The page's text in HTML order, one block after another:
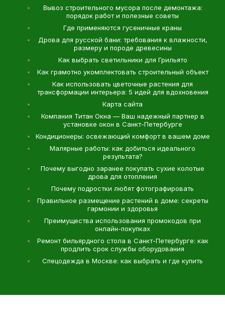
Вывоз строительного мусора после демонтажа:
порядок работ и полезные советы
Где применяются гусеничные краны
Дрова для русской бани: требования к влажности,
размеру и породе древесины
Как выбрать светильники для Грильято
Как грамотно укомплектовать строительный объект
Как использовать цветочные растения для
трансформации интерьера: 5 идей для вдохновения
Карта сайта
Компания Титан Окна — Ваш надежный партнер в
установке окон в Санкт-Петербурге
Кондиционеры: освежающий комфорт в вашем доме
Малярные работы: как добиться идеального
результата?
Почему выгодно заранее покупать сухие колотые
дрова для отопления
Почему подростки любят фотографировать
Правильное размещение растений в доме: секреты
гармонии и здоровья
Преимущества использования промокодов при
онлайн-покупках
Ремонт бильярдного стола в Санкт-Петербурге: как
продлить срок службы оборудования
Спецодежда в Москве: как выбрать и где купить